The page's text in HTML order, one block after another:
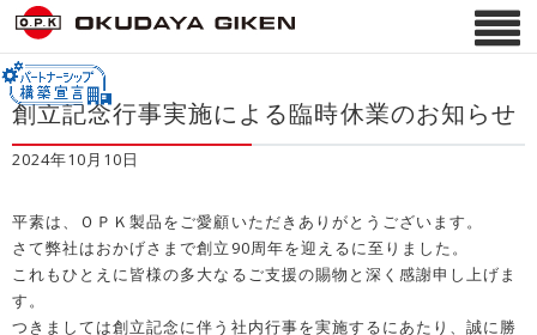
創立記念行事実施による臨時休業のお知らせ
2024年10月10日
平素は、ＯＰＫ製品をご愛顧いただきありがとうございます。
さて弊社はおかげさまで創立90周年を迎えるに至りました。
これもひとえに皆様の多大なるご支援の賜物と深く感謝申し上げま
す。
つきましては創立記念に伴う社内行事を実施するにあたり、誠に勝